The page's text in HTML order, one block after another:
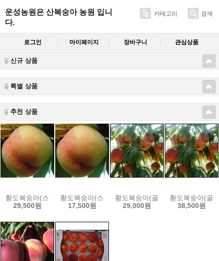
운성농원은 산복숭아 농원 입니
다.
카테고리 검색
로그인 마이페이지 장바구니 관심상품
신규 상품
특별 상품
추천 상품
황도복숭아(스위트광황) 4.Kg(18~20과)
29,500원
황도복숭아(스위트광황) 2Kg(7~9과)
17,500원
황도복숭아(골드라이트)
29,000원
황도복숭아(골
38,500원